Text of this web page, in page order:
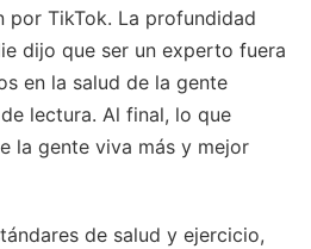
por TikTok. La profundidad
dijo que ser un experto fuera
en la salud de la gente
lectura. Al final, lo que
la gente viva más y mejor
de salud y ejercicio,